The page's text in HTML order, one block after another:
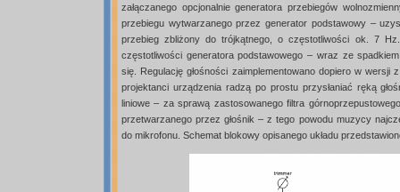
załączanego opcjonalnie generatora przebiegów
przebiegu wytwarzanego przez generator podstawowy –
przebieg zbliżony do trójkątnego, o częstotliwości ok. 7
częstotliwości generatora podstawowego – wraz ze
się. Regulację głośności zaimplementowano dopiero w
projektanci urządzenia radzą po prostu przysłaniać ręką
liniowe – za sprawą zastosowanego filtra
przetwarzanego przez głośnik – z tego powodu muzycy
do mikrofonu. Schemat blokowy opisanego układu